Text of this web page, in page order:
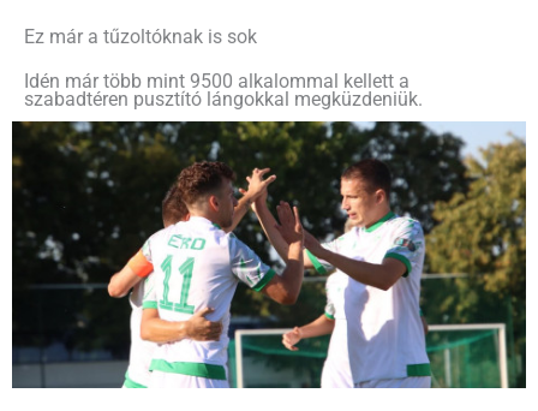
Ez már a tűzoltóknak is sok
Idén már több mint 9500 alkalommal kellett a
szabadtéren pusztító lángokkal megküzdeniük.